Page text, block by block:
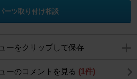
ーツ取り付け相談
ーをクリップして保存
ーのコメントを見る (1件)